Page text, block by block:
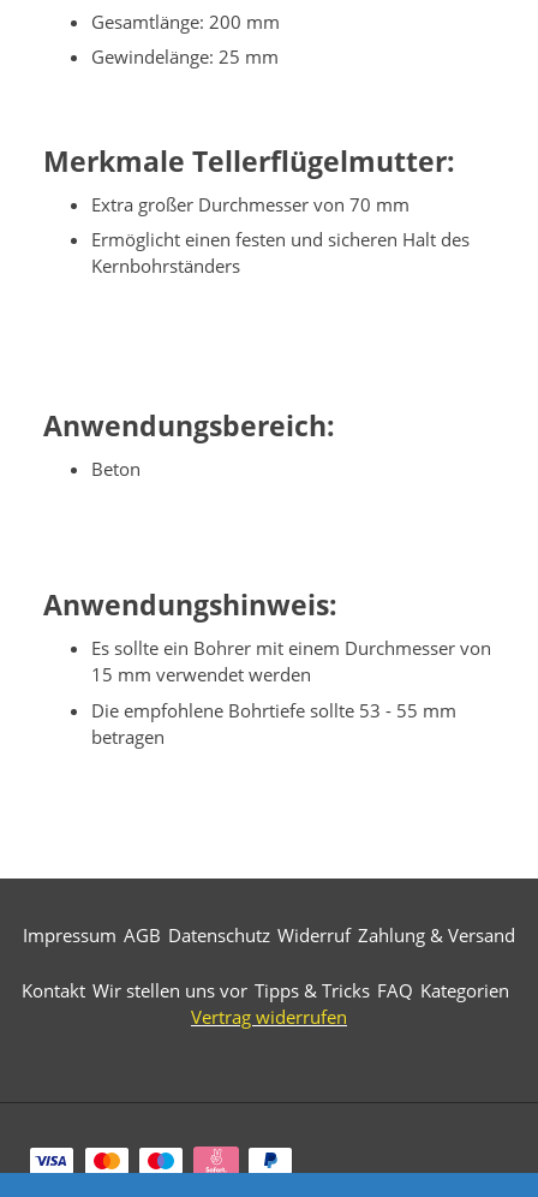
Gesamtlänge: 200 mm
Gewindelänge: 25 mm
Merkmale Tellerflügelmutter:
Extra großer Durchmesser von 70 mm
Ermöglicht einen festen und sicheren Halt des
Kernbohrständers
Anwendungsbereich:
Beton
Anwendungshinweis:
Es sollte ein Bohrer mit einem Durchmesser von
15 mm verwendet werden
Die empfohlene Bohrtiefe sollte 53 - 55 mm
betragen
Impressum AGB Datenschutz Widerruf Zahlung & Versand
Kontakt Wir stellen uns vor Tipps & Tricks FAQ Kategorien
Vertrag widerrufen
Zahlungsarten